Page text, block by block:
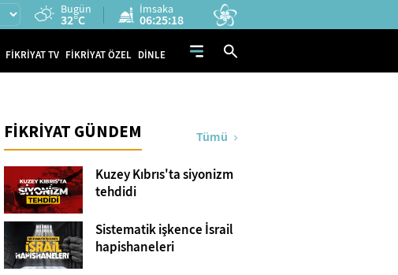
Bugün
32°C
İmsaka
06:25:17
FİKRİYAT TV FİKRİYAT ÖZEL DİNLE
FİKRİYAT GÜNDEM Tümü
Kuzey Kıbrıs'ta siyonizm
tehdidi
Sistematik işkence İsrail
hapishaneleri